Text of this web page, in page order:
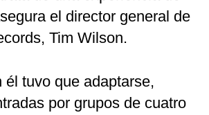
el director general de
Tim Wilson.
él tuvo que adaptarse,
por grupos de cuatro